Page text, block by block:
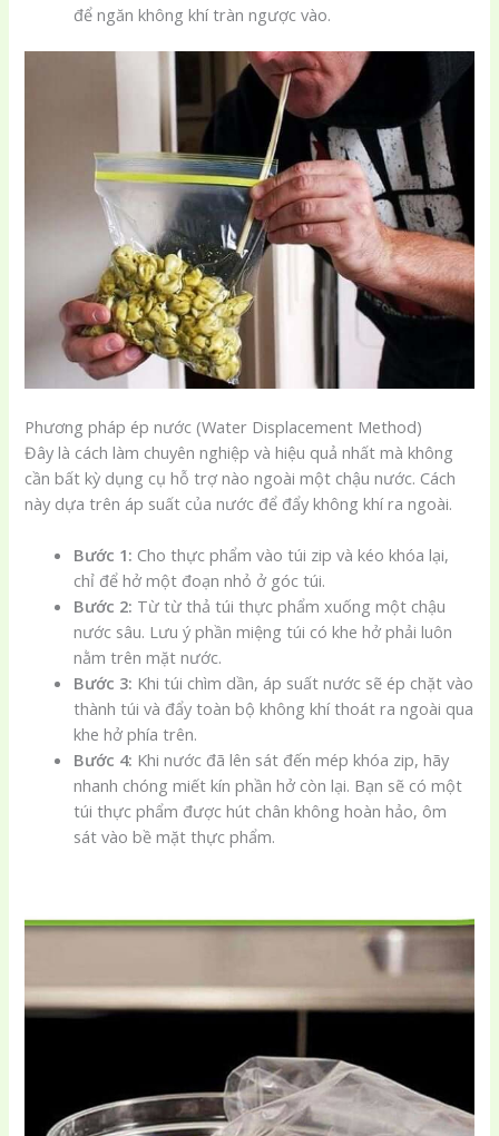
để ngăn không khí tràn ngược vào.
Phương pháp ép nước (Water Displacement Method)
Đây là cách làm chuyên nghiệp và hiệu quả nhất mà không
cần bất kỳ dụng cụ hỗ trợ nào ngoài một chậu nước. Cách
này dựa trên áp suất của nước để đẩy không khí ra ngoài.
Bước 1: Cho thực phẩm vào túi zip và kéo khóa lại,
chỉ để hở một đoạn nhỏ ở góc túi.
Bước 2: Từ từ thả túi thực phẩm xuống một chậu
nước sâu. Lưu ý phần miệng túi có khe hở phải luôn
nằm trên mặt nước.
Bước 3: Khi túi chìm dần, áp suất nước sẽ ép chặt vào
thành túi và đẩy toàn bộ không khí thoát ra ngoài qua
khe hở phía trên.
Bước 4: Khi nước đã lên sát đến mép khóa zip, hãy
nhanh chóng miết kín phần hở còn lại. Bạn sẽ có một
túi thực phẩm được hút chân không hoàn hảo, ôm
sát vào bề mặt thực phẩm.